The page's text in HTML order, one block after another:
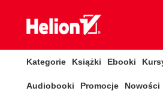
Kategorie Książki Ebooki
Audiobooki Promocje Nowości